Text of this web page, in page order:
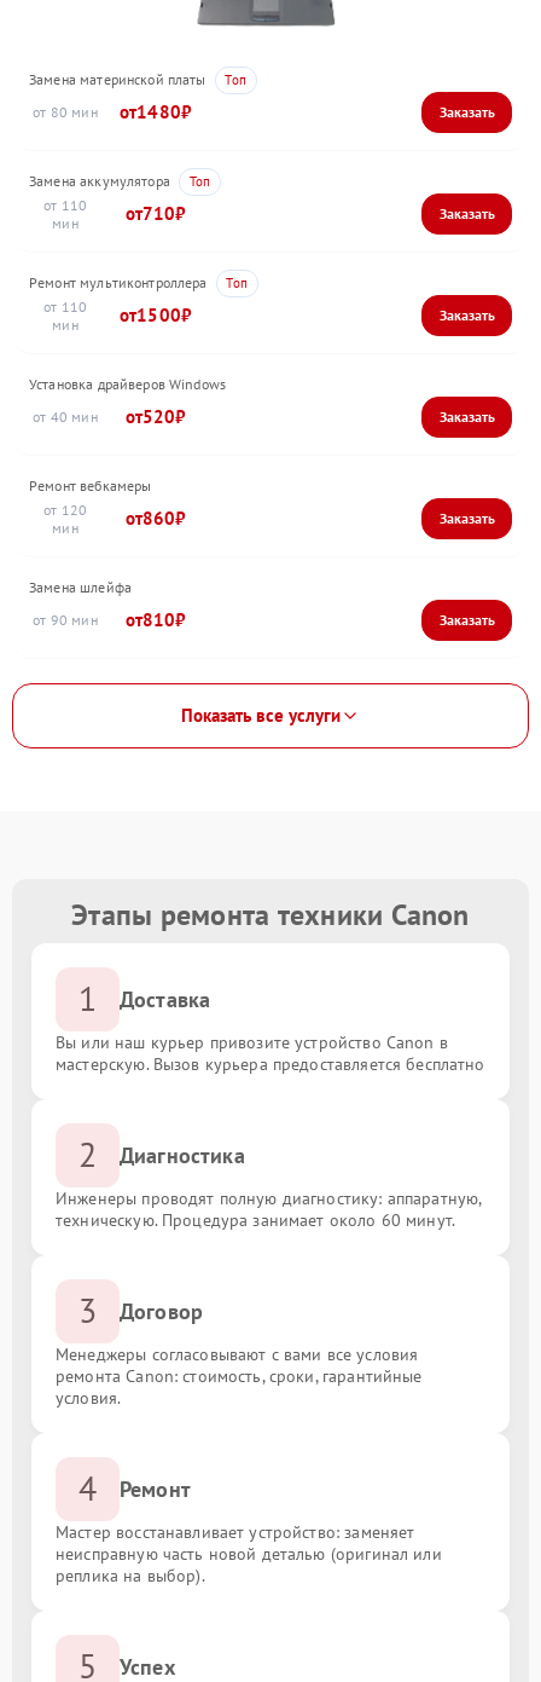
Замена материнской платы
80
1480
Замена аккумулятора
110
710
Ремонт мультиконтроллера
110
1500
Установка драйверов Windows
40
520
Ремонт вебкамеры
120
860
Замена шлейфа
90
810
Показать все услуги
Этапы ремонта техники Canon
1 Доставка
Вы или наш курьер привозите устройство Canon в
мастерскую. Вызов курьера предоставляется бесплатно
2 Диагностика
Инженеры проводят полную диагностику: аппаратную,
техническую. Процедура занимает около 60 минут.
3 Договор
Менеджеры согласовывают с вами все условия
ремонта Canon: стоимость, сроки, гарантийные
условия.
4 Ремонт
Мастер восстанавливает устройство: заменяет
неисправную часть новой деталью (оригинал или
реплика на выбор).
5 Успех